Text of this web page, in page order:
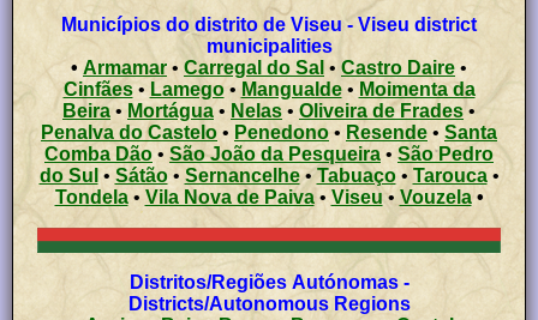
Municípios do distrito de Viseu - Viseu district
municipalities
• Armamar • Carregal do Sal • Castro Daire •
Cinfães• Lamego• Mangualde• Moimenta da
Beira • Mortágua• Nelas • Oliveira de Frades •
Penalva do Castelo • Penedono• Resende • Santa
Comba Dão • São João da Pesqueira • São Pedro
do Sul • Sátão• Sernancelhe• Tabuaço• Tarouca•
Tondela• Vila Nova de Paiva• Viseu• Vouzela •
Distritos/Regiões Autónomas -
Districts/Autonomous Regions